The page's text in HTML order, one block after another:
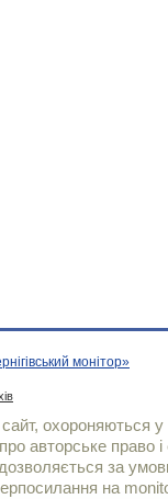
монітор»
охороняються у
авторське право і
за
на